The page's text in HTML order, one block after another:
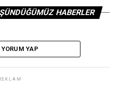
fazlasının kullanım
1, dayanıklı akıllı
genelinde kendi
özelliklerini iş için
kendi seçtikleri ahizeyi
HABERLER
YAP